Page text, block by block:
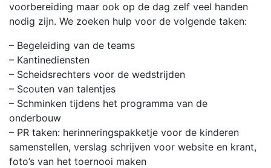
voorbereiding maar ook op de dag zelf veel handen
nodig zijn. We zoeken hulp voor de volgende taken:
– Begeleiding van de teams
– Kantinediensten
– Scheidsrechters voor de wedstrijden
– Scouten van talentjes
– Schminken tijdens het programma van de
onderbouw
– PR taken: herinneringspakketje voor de kinderen
samenstellen, verslag schrijven voor website en krant,
foto’s van het toernooi maken